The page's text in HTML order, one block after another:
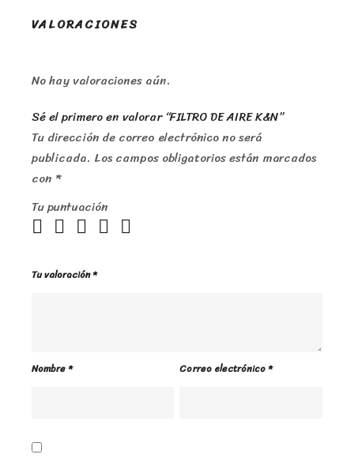
VALORACIONES
No hay valoraciones aún.
Sé el primero en valorar “FILTRO DE AIRE K&N”
Tu dirección de correo electrónico no será
publicada. Los campos obligatorios están marcados
con *
Tu puntuación
Tu valoración*
Nombre* Correo electrónico*